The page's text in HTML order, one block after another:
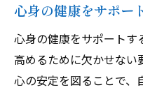
心身の健康をサポー
心身の健康をサポートす
高めるために欠かせない
心の安定を図ることで、